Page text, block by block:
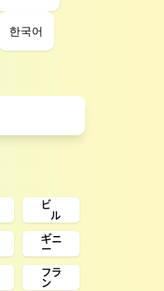
한국어
㌱
㌑
㌵